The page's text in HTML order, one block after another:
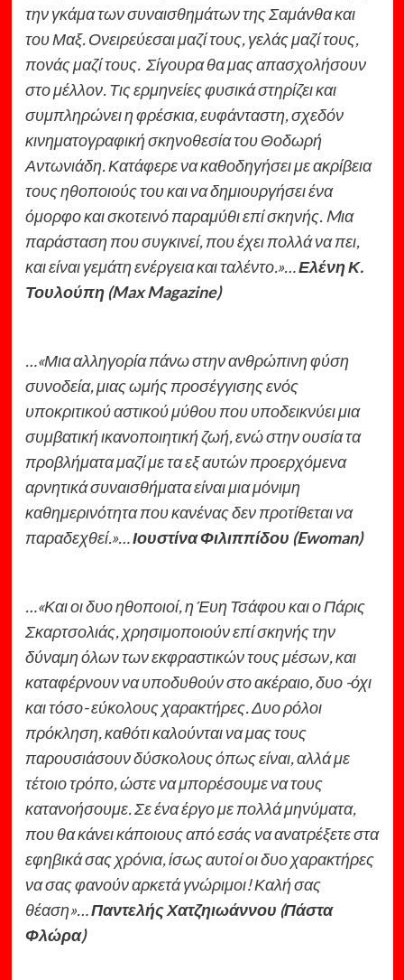
την γκάμα των συναισθημάτων της Σαμάνθα και
του Μαξ. Ονειρεύεσαι μαζί τους, γελάς μαζί τους,
πονάς μαζί τους. Σίγουρα θα μας απασχολήσουν
στο μέλλον. Τις ερμηνείες φυσικά στηρίζει και
συμπληρώνει η φρέσκια, ευφάνταστη, σχεδόν
κινηματογραφική σκηνοθεσία του Θοδωρή
Αντωνιάδη. Κατάφερε να καθοδηγήσει με ακρίβεια
τους ηθοποιούς του και να δημιουργήσει ένα
όμορφο και σκοτεινό παραμύθι επί σκηνής. Mια
παράσταση που συγκινεί, που έχει πολλά να πει,
και είναι γεμάτη ενέργεια και ταλέντο.»…Ελένη Κ.
Τουλούπη (Max Magazine)
…«Μια αλληγορία πάνω στην ανθρώπινη φύση
συνοδεία, μιας ωμής προσέγγισης ενός
υποκριτικού αστικού μύθου που υποδεικνύει μια
συμβατική ικανοποιητική ζωή, ενώ στην ουσία τα
προβλήματα μαζί με τα εξ αυτών προερχόμενα
αρνητικά συναισθήματα είναι μια μόνιμη
καθημερινότητα που κανένας δεν προτίθεται να
παραδεχθεί.»…Ιουστίνα Φιλιππίδου (Ewoman)
…«Και οι δυο ηθοποιοί, η Έυη Τσάφου και ο Πάρις
Σκαρτσολιάς, χρησιμοποιούν επί σκηνής την
δύναμη όλων των εκφραστικών τους μέσων, και
καταφέρνουν να υποδυθούν στο ακέραιο, δυο -όχι
και τόσο- εύκολους χαρακτήρες. Δυο ρόλοι
πρόκληση, καθότι καλούνται να μας τους
παρουσιάσουν δύσκολους όπως είναι, αλλά με
τέτοιο τρόπο, ώστε να μπορέσουμε να τους
κατανοήσουμε. Σε ένα έργο με πολλά μηνύματα,
που θα κάνει κάποιους από εσάς να ανατρέξετε στα
εφηβικά σας χρόνια, ίσως αυτοί οι δυο χαρακτήρες
να σας φανούν αρκετά γνώριμοι! Καλή σας
θέαση»…Παντελής Χατζηιωάννου (Πάστα
Φλώρα)